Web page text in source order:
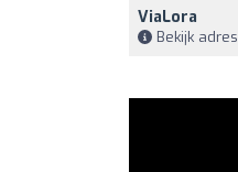
ViaLora
Bekijk